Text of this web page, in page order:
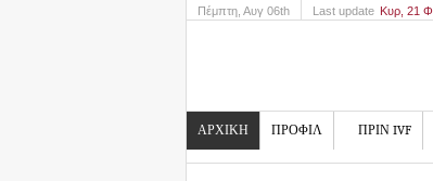
Πέμπτη , Αυγ 06th Last update Κυρ, 21
ΑΡΧΙΚΗ ΠΡΟΦΙΛ ΠΡΙΝ IVF